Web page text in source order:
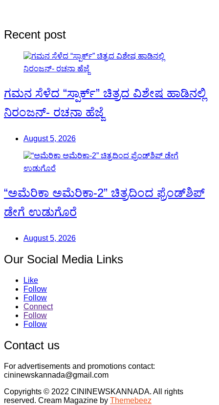
Recent post
ಗಮನ ಸೆಳೆದ “ಸ್ಪಾರ್ಕ್” ಚಿತ್ರದ ವಿಶೇಷ ಹಾಡಿನಲ್ಲಿ
ನಿರಂಜನ್- ರಚನಾ ಹೆಜ್ಜೆ
August 5, 2026
“ಅಮೆರಿಕಾ ಅಮೆರಿಕಾ-2” ಚಿತ್ರದಿಂದ ಫ್ರೆಂಡ್‍ಶಿಪ್
ಡೇಗೆ ಉಡುಗೊರೆ
August 5, 2026
Our Social Media Links
Like
Follow
Follow
Connect
Follow
Follow
Contact us
For advertisements and promotions contact:
cininewskannada@gmail.com
Copyrights © 2022 CININEWSKANNADA. All rights
reserved. Cream Magazine by Themebeez